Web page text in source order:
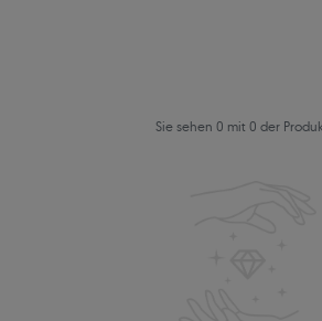
Sie sehen 0 mit 0 der